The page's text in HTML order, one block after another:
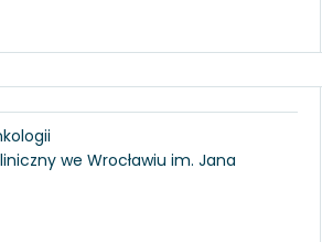
we Wrocławiu im. Jana